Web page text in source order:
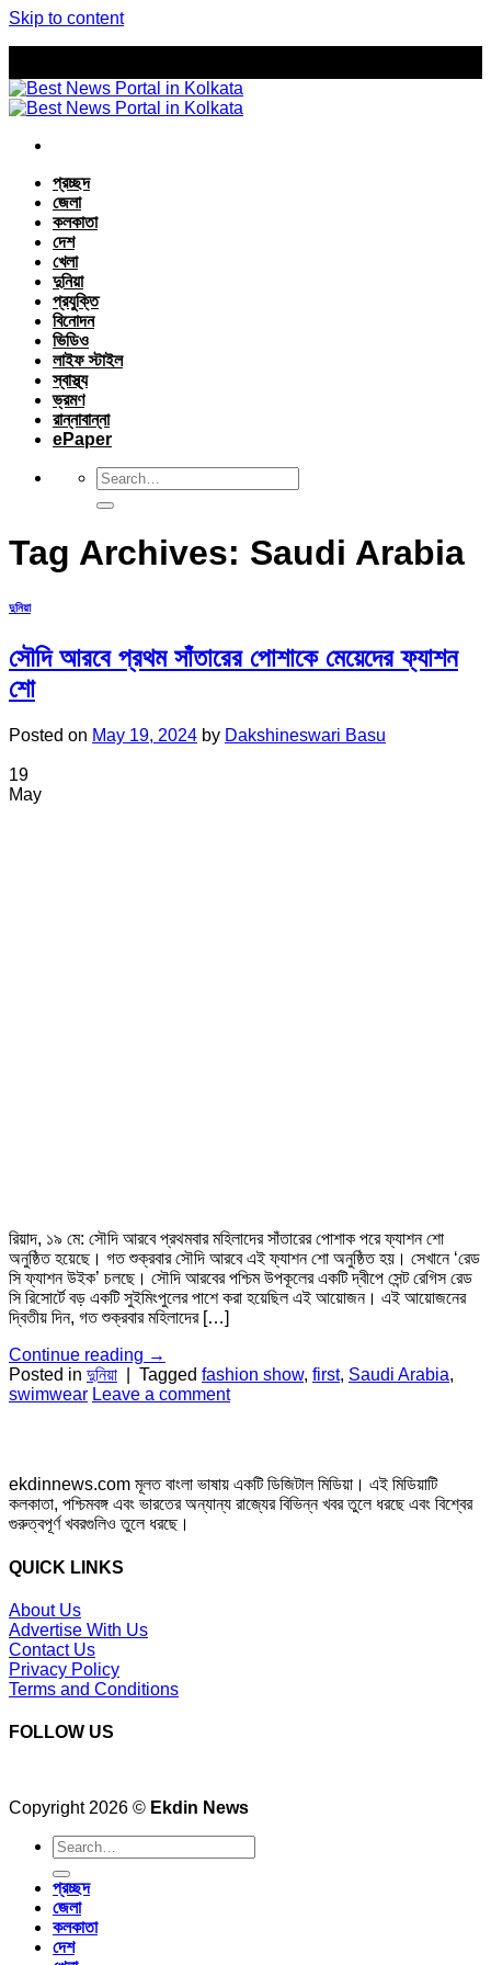
Skip to content
প্রচ্ছদ
জেলা
কলকাতা
দেশ
খেলা
দুনিয়া
প্রযুক্তি
বিনোদন
ভিডিও
লাইফ স্টাইল
স্বাস্থ্য
ভ্রমণ
রান্নাবান্না
ePaper
Tag Archives: Saudi Arabia
দুনিয়া
সৌদি আরবে প্রথম সাঁতারের পোশাকে মেয়েদের ফ্যাশন
শো
Posted on May 19, 2024 by Dakshineswari Basu
19
May
রিয়াদ, ১৯ মে: সৌদি আরবে প্রথমবার মহিলাদের সাঁতারের পোশাক পরে ফ্যাশন শো
অনুষ্ঠিত হয়েছে। গত শুক্রবার সৌদি আরবে এই ফ্যাশন শো অনুষ্ঠিত হয়। সেখানে ‘রেড
সি ফ্যাশন উইক’ চলছে। সৌদি আরবের পশ্চিম উপকূলের একটি দ্বীপে সেন্ট রেগিস রেড
সি রিসোর্টে বড় একটি সুইমিংপুলের পাশে করা হয়েছিল এই আয়োজন। এই আয়োজনের
দ্বিতীয় দিন, গত শুক্রবার মহিলাদের […]
Continue reading →
Posted in দুনিয়া Tagged fashion show, first, Saudi Arabia,
swimwear Leave a comment
ekdinnews.com মূলত বাংলা ভাষায় একটি ডিজিটাল মিডিয়া। এই মিডিয়াটি
কলকাতা, পশ্চিমবঙ্গ এবং ভারতের অন্যান্য রাজ্যের বিভিন্ন খবর তুলে ধরছে এবং বিশ্বের
গুরুত্বপূর্ণ খবরগুলিও তুলে ধরছে।
QUICK LINKS
About Us
Advertise With Us
Contact Us
Privacy Policy
Terms and Conditions
FOLLOW US
Copyright 2026 © Ekdin News
প্রচ্ছদ
জেলা
কলকাতা
দেশ